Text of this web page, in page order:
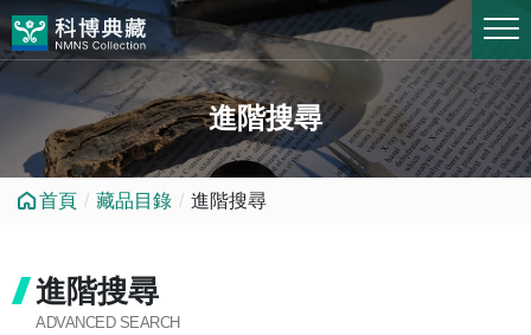
跳到中央內容區塊
進階搜尋
首頁 藏品目錄 進階搜尋
進階搜尋
ADVANCED SEARCH